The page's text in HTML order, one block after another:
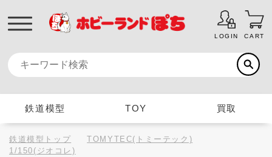
LOGIN CART
鉄道模型 TOY 買取
鉄道模型トップ
TOMYTEC(トミーテック)
1/150(ジオコレ)